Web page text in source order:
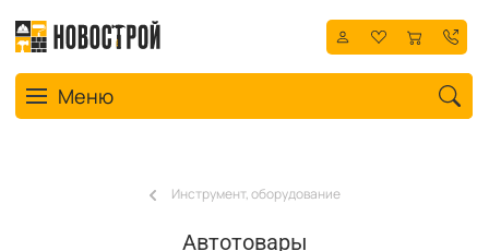
Toggle navigation
Меню
Инструмент, оборудование
Автотовары